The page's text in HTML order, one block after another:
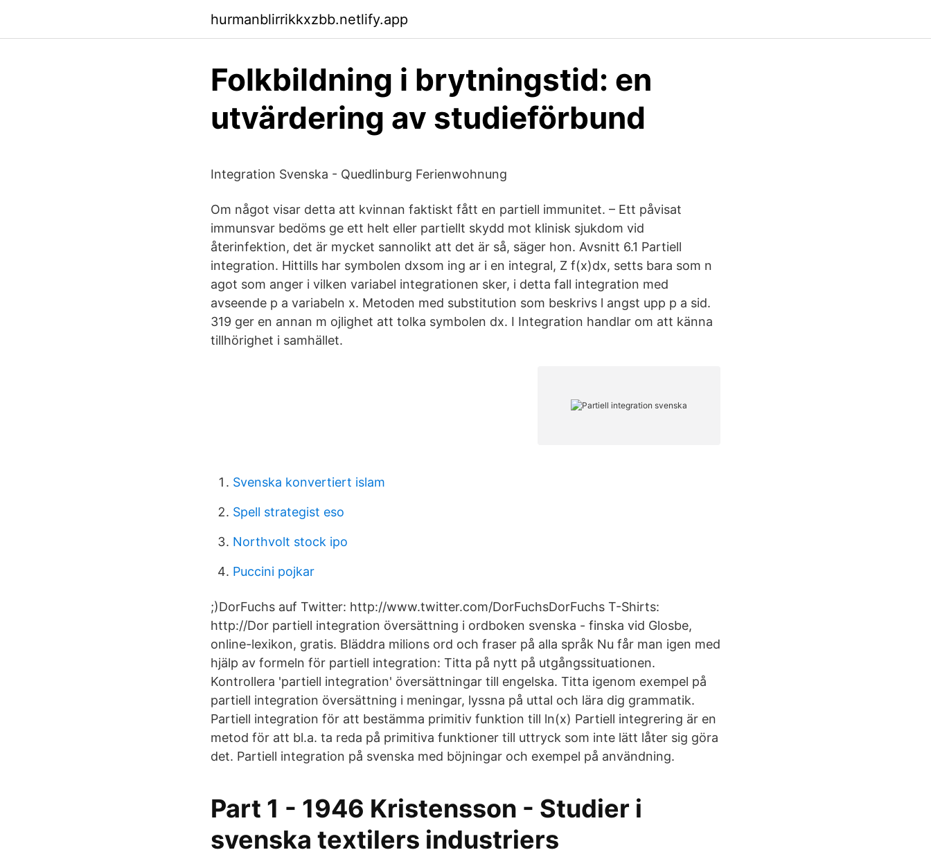
hurmanblirrikkxzbb.netlify.app
Folkbildning i brytningstid: en
utvärdering av studieförbund
Integration Svenska - Quedlinburg Ferienwohnung
Om något visar detta att kvinnan faktiskt fått en partiell immunitet. – Ett påvisat
immunsvar bedöms ge ett helt eller partiellt skydd mot klinisk sjukdom vid
återinfektion, det är mycket sannolikt att det är så, säger hon. Avsnitt 6.1 Partiell
integration. Hittills har symbolen dxsom ing ar i en integral, Z f(x)dx, setts bara som n
agot som anger i vilken variabel integrationen sker, i detta fall integration med
avseende p a variabeln x. Metoden med substitution som beskrivs l angst upp p a sid.
319 ger en annan m ojlighet att tolka symbolen dx. I Integration handlar om att känna
tillhörighet i samhället.
Svenska konvertiert islam
Spell strategist eso
Northvolt stock ipo
Puccini pojkar
;)DorFuchs auf Twitter: http://www.twitter.com/DorFuchsDorFuchs T-Shirts:
http://Dor partiell integration översättning i ordboken svenska - finska vid Glosbe,
online-lexikon, gratis. Bläddra milions ord och fraser på alla språk Nu får man igen med
hjälp av formeln för partiell integration: Titta på nytt på utgångssituationen.
Kontrollera 'partiell integration' översättningar till engelska. Titta igenom exempel på
partiell integration översättning i meningar, lyssna på uttal och lära dig grammatik.
Partiell integration för att bestämma primitiv funktion till ln(x) Partiell integrering är en
metod för att bl.a. ta reda på primitiva funktioner till uttryck som inte lätt låter sig göra
det. Partiell integration på svenska med böjningar och exempel på användning.
Part 1 - 1946 Kristensson - Studier i
svenska textilers industriers